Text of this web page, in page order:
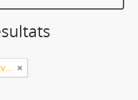
Seulement les descriptions de haut niveau